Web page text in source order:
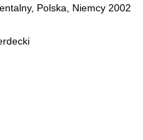
Polska, Niemcy 2002